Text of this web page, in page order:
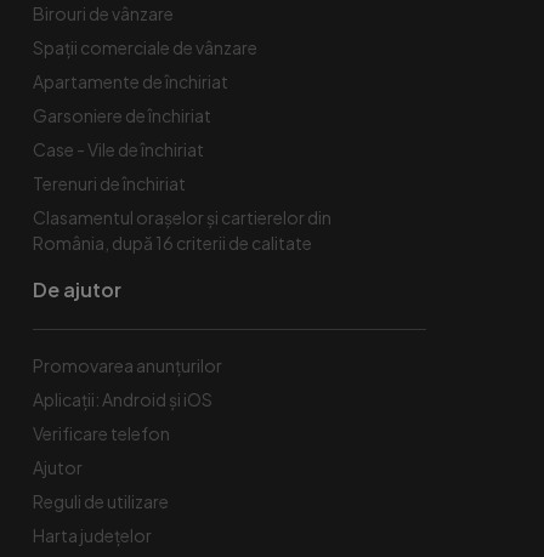
Birouri de vânzare
Spaţii comerciale de vânzare
Apartamente de închiriat
Garsoniere de închiriat
Case - Vile de închiriat
Terenuri de închiriat
Clasamentul orașelor și cartierelor din
România, după 16 criterii de calitate
De ajutor
Promovarea anunțurilor
Aplicații: Android și iOS
Verificare telefon
Ajutor
Reguli de utilizare
Harta județelor